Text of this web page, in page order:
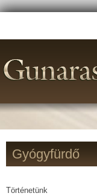
Gyógyfürdő
Történetünk